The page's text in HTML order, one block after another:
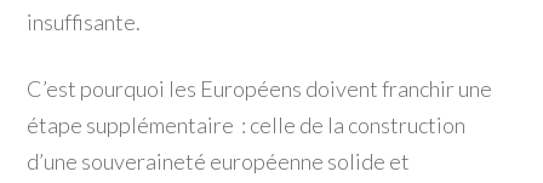
insuffisante.
C’est pourquoi les Européens doivent franchir une
étape supplémentaire : celle de la construction
d’une souveraineté européenne solide et